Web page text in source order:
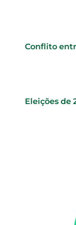
Conflito
Eleições de